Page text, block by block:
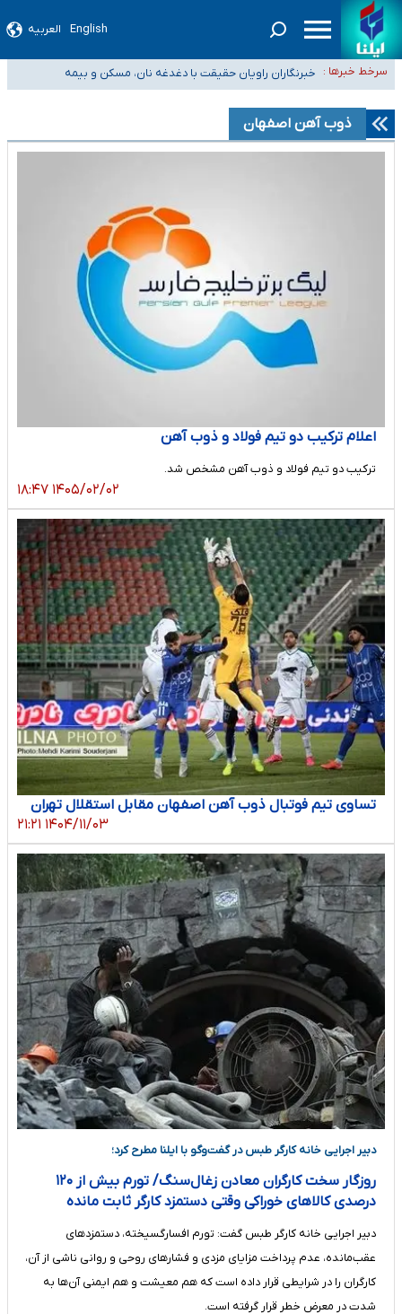
English العربیه
سرخط خبرها :
تعویق آزمون ورودی دکترای تخصصی فرماندهی صحنه عملیات و دکترای
تخصصی جغرافیای نظامی دافوس آجا
خبرنگاران راویان حقیقت با دغدغه نان، مسکن و بیمه
آخرین وضعیت شیوع عفونت‌های تنفسی در کشور/ خوزستان و کرمان بالاتر از
آستانه هشدار
هیچ پرستاری بازداشت یا اخراج نشده است/ از رئیس جمهور خواستیم ورود کند
ثبت‌نام بخش عمده دانش‌آموزان مدارس ایرانی امارات در کشور/ درباره محصلان
ذوب آهن اصفهان
اعلام ترکیب دو تیم فولاد و ذوب آهن
ترکیب دو تیم فولاد و ذوب آهن مشخص شد.
۱۴۰۵/۰۲/۰۲ ۱۸:۴۷
تساوی تیم فوتبال ذوب آهن اصفهان مقابل استقلال تهران
۱۴۰۴/۱۱/۰۳ ۲۱:۲۱
دبیر اجرایی خانه کارگر طبس در گفت‌وگو با ایلنا مطرح کرد؛
روزگار سخت کارگران معادن زغال‌سنگ/ تورم بیش از ۱۲۰
درصدی کالاهای خوراکی وقتی دستمزد کارگر ثابت مانده
دبیر اجرایی خانه کارگر طبس گفت: تورم افسارگسیخته، دستمزدهای
عقب‌مانده، عدم پرداخت مزایای مزدی و فشار‌های روحی و روانی ناشی از آن،
کارگران را در شرایطی قرار داده است که هم معیشت و هم ایمنی آن‌ها به
شدت در معرض خطر قرار گرفته است.